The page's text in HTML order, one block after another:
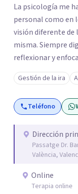
La psicología me
personal como en
visión diferente de
misma. Siempre
reflexionar y
es esencial para
Actualmente, me
su sufrimiento,
crecer
Gestión de la ira
Teléfono
Dirección
Passatge Dr.
València,
Online
Terapia online